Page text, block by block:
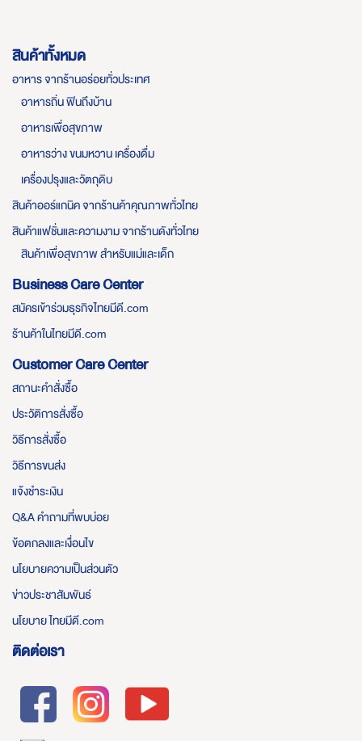
สินค้าทั้งหมด
อาหาร จากร้านอร่อยทั่วประเทศ
อาหารถิ่น ฟินถึงบ้าน
อาหารเพื่อสุขภาพ
อาหารว่าง ขนมหวาน เครื่องดื่ม
เครื่องปรุงและวัตถุดิบ
สินค้าออร์แกนิค จากร้านค้าคุณภาพทั่วไทย
สินค้าแฟชั่นและความงาม จากร้านดังทั่วไทย
สินค้าเพื่อสุขภาพ สำหรับแม่และเด็ก
Business Care Center
สมัครเข้าร่วมธุรกิจไทยมีดี.com
ร้านค้าในไทยมีดี.com
Customer Care Center
สถานะคำสั่งซื้อ
ประวัติการสั่งซื้อ
วิธีการสั่งซื้อ
วิธีการขนส่ง
แจ้งชำระเงิน
Q&A คำถามที่พบบ่อย
ข้อตกลงและเงื่อนไข
นโยบายความเป็นส่วนตัว
ข่าวประชาสัมพันธ์
นโยบาย ไทยมีดี.com
ติดต่อเรา